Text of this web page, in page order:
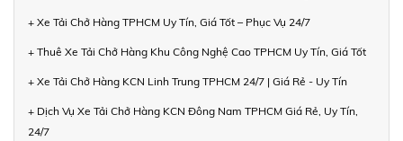
+ Xe Tải Chở Hàng TPHCM Uy Tín, Giá Tốt – Phục Vụ 24/7
+ Thuê Xe Tải Chở Hàng Khu Công Nghệ Cao TPHCM Uy Tín, Giá Tốt
+ Xe Tải Chở Hàng KCN Linh Trung TPHCM 24/7 | Giá Rẻ - Uy Tín
+ Dịch Vụ Xe Tải Chở Hàng KCN Đông Nam TPHCM Giá Rẻ, Uy Tín,
24/7